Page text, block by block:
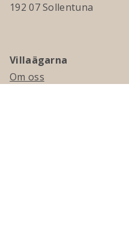
192 07 Sollentuna
Villaägarna
Om oss